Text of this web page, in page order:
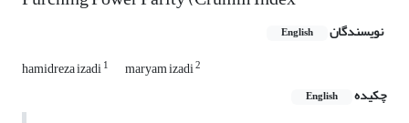
نویسندگان English
hamidreza izadi1 maryam izadi2
چکیده English